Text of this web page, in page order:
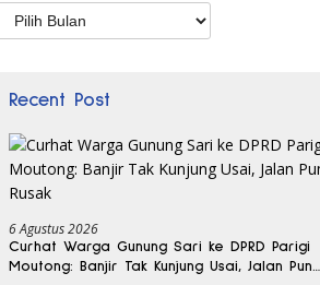
Arsip
Recent Post
6 Agustus 2026
Curhat Warga Gunung Sari ke DPRD Parigi
Moutong: Banjir Tak Kunjung Usai, Jalan Pun